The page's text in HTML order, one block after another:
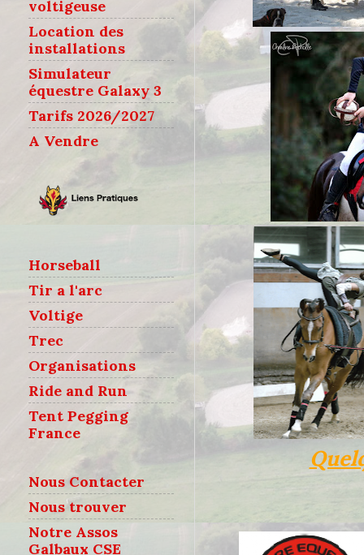
voltigeuse
Location des
installations
Simulateur
équestre Galaxy 3
Tarifs 2026/2027
A Vendre
Horseball
Tir a l'arc
Voltige
Trec
Organisations
Ride and Run
Tent Pegging
France
Nous Contacter
Nous trouver
Notre Assos
Galbaux CSE